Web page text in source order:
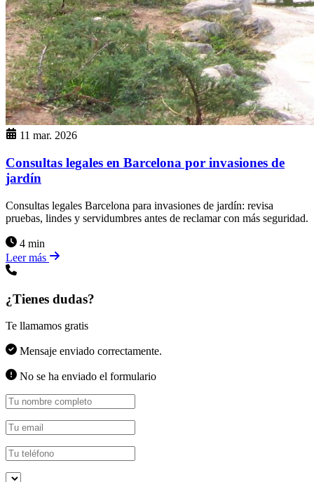
11 mar. 2026
Consultas legales en Barcelona por invasiones de
jardín
Consultas legales Barcelona para invasiones de jardín: revisa
pruebas, lindes y servidumbres antes de reclamar con más seguridad.
4 min
Leer más
¿Tienes dudas?
Te llamamos gratis
Mensaje enviado correctamente.
No se ha enviado el formulario